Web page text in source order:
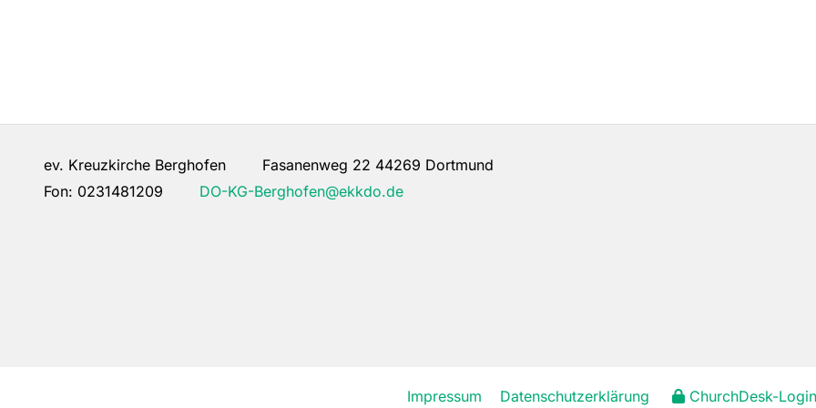
ev. Kreuzkirche Berghofen Fasanenweg 22 44269 Dortmund
Fon: 0231481209 DO-KG-Berghofen@ekkdo.de
Impressum Datenschutzerklärung ChurchDesk-Login